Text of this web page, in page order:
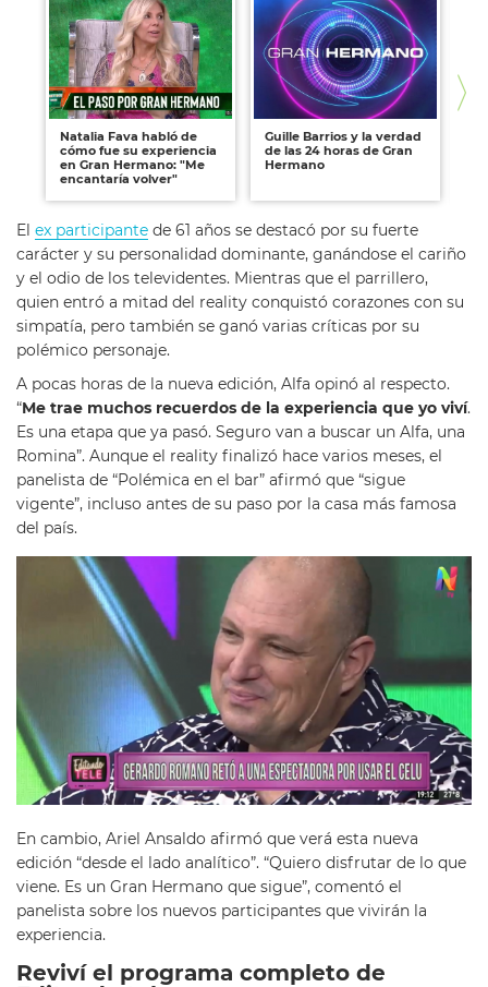
Natalia Fava habló de
cómo fue su experiencia
en Gran Hermano: "Me
encantaría volver"
Guille Barrios y la verdad
de las 24 horas de Gran
Hermano
El ex participante de 61 años se destacó por su fuerte
carácter y su personalidad dominante, ganándose el cariño
y el odio de los televidentes. Mientras que el parrillero,
quien entró a mitad del reality conquistó corazones con su
simpatía, pero también se ganó varias críticas por su
polémico personaje.
A pocas horas de la nueva edición, Alfa opinó al respecto.
“Me trae muchos recuerdos de la experiencia que yo viví.
Es una etapa que ya pasó. Seguro van a buscar un Alfa, una
Romina”. Aunque el reality finalizó hace varios meses, el
panelista de “Polémica en el bar” afirmó que “sigue
vigente”, incluso antes de su paso por la casa más famosa
del país.
En cambio, Ariel Ansaldo afirmó que verá esta nueva
edición “desde el lado analítico”. “Quiero disfrutar de lo que
viene. Es un Gran Hermano que sigue”, comentó el
panelista sobre los nuevos participantes que vivirán la
experiencia.
Reviví el programa completo de